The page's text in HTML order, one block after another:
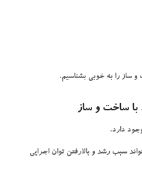
ساز را به خوبی بشناسیم.
با ساخت و ساز
دارد.
سبب رشد و بالارفتن توان اجرایی